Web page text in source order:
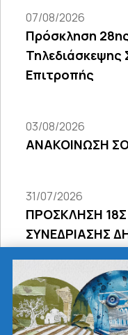
07/08/2026
Πρόσκληση
Τηλεδιάσκεψης
Επιτροπής
03/08/2026
ΑΝΑΚΟΙΝΩΣΗ
31/07/2026
ΠΡΟΣΚΛΗΣΗ
ΣΥΝΕΔΡΙΑΣΗΣ